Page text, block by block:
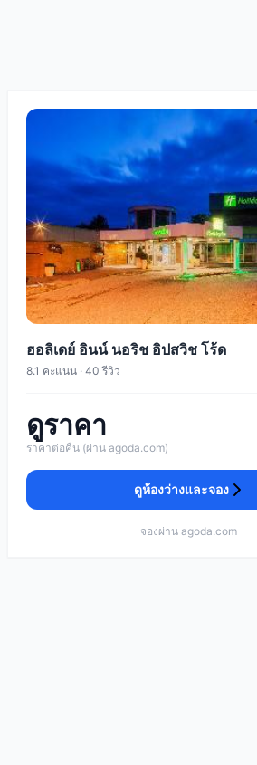
ฮอลิเดย์ อินน์ นอริช อิปสวิช โร้ด
8.1 คะแนน · 40 รีวิว
ดูราคา
ราคาต่อคืน (ผ่าน agoda.com)
ดูห้องว่างและจอง
จองผ่าน agoda.com